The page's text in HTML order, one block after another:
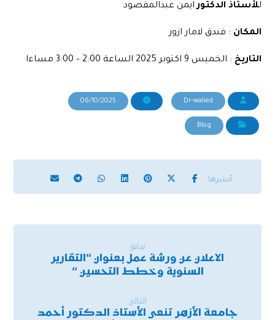
للأستاذ الدكتورايمن عبدالمقصود
المكان : فندق لامار ازور
التاريخ : الخميس 9 اكتوبر 2025 الساعة 2:00 – 3:00 مساءا
Dr-walied
06/10/2025
Blog
سابق
الاعلان عن ورشة عمل بعنوان “التقارير
السنوية وخطط التحسين “
التالي
جامعة الأزهر تنعى الأستاذ الدكتور أحمد